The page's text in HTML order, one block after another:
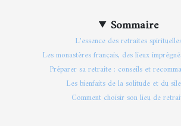
Sommaire
L'essence des retraites
Les monastères français, des lieux
Préparer sa retraite : conseils et
Les bienfaits de la solitude et du
Comment choisir son lieu de